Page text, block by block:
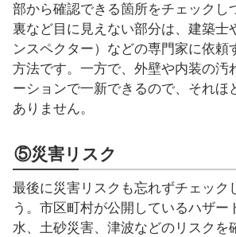
部から確認できる箇所をチェックし
裏など目に見えない部分は、建築士
ンスペクター）などの専門家に依頼
方法です。一方で、外壁や内装の汚
ーションで一新できるので、それほ
ありません。
⑤災害リスク
最後に災害リスクも忘れずチェック
う。市区町村が公開しているハザー
水、土砂災害、津波などのリスクを